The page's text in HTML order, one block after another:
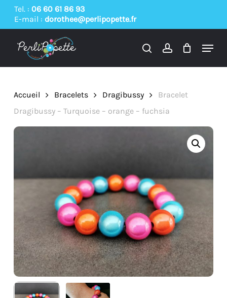
Skip
content
Tel. : 06 60 61 86 93
E-mail : dorothee@perlipopette.fr
searchaccount
Menu
Accueil Bracelets Dragibussy
Bracelet
Dragibussy – Turquoise – orange – fuchsia